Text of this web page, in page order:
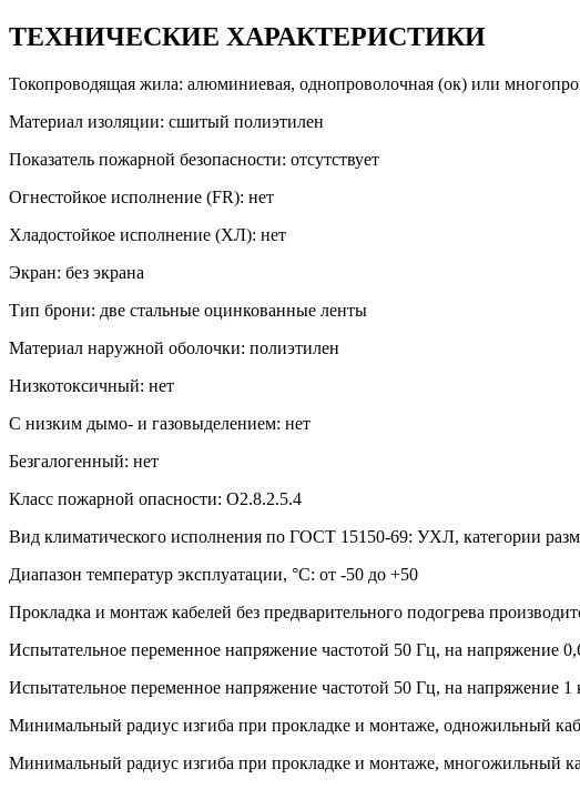
ТЕХНИЧЕСКИЕ ХАРАКТЕРИСТИКИ
Токопроводящая жила: алюминиевая, однопроволочная (ок) или
Материал изоляции: сшитый полиэтилен
Показатель пожарной безопасности: отсутствует
Огнестойкое исполнение (FR): нет
Хладостойкое исполнение (ХЛ): нет
Экран: без экрана
Тип брони: две стальные оцинкованные ленты
Материал наружной оболочки: полиэтилен
Низкотоксичный: нет
С низким дымо- и газовыделением: нет
Безгалогенный: нет
Класс пожарной опасности: О2.8.2.5.4
Вид климатического исполнения по ГОСТ 15150-69: УХЛ, категории
Диапазон температур эксплуатации, °С: от -50 до +50
Прокладка и монтаж кабелей без предварительного подогрева
Испытательное переменное напряжение частотой 50 Гц, на напряжение
Испытательное переменное напряжение частотой 50 Гц, на напряжение
Минимальный радиус изгиба при прокладке и монтаже, одножильный
Минимальный радиус изгиба при прокладке и монтаже, многожильный